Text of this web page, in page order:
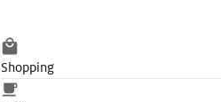
Shopping